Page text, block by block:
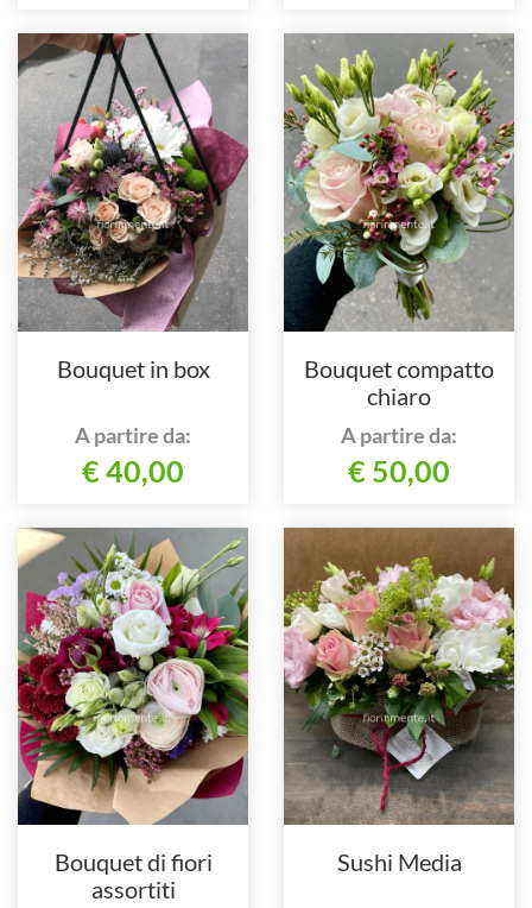
Bouquet in box
A partire da:
€ 40,00
Bouquet compatto
chiaro
A partire da:
€ 50,00
Bouquet di fiori
assortiti
Sushi Media